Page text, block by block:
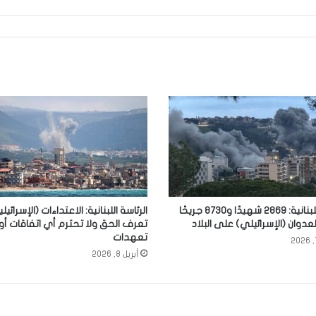
الصحة اللبنانية: 2869 شهيدًا و8730 جريحًا
(الإسرائيلي) على البلاد
الرئاسة اللبنانية: الاعتداءات
تعرف الحق ولا تحترم أي اتفاقات
تعهدات
أبريل 8, 2026